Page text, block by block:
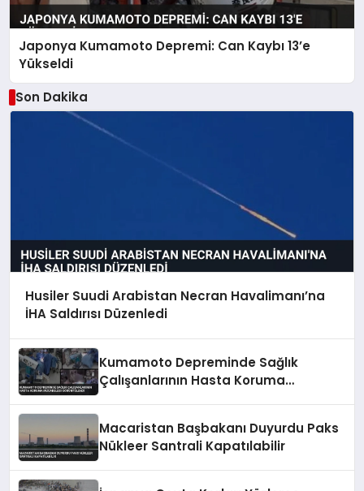
Japonya Kumamoto Depremi: Can Kaybı 13’e
Yükseldi
Son Dakika
Husiler Suudi Arabistan Necran Havalimanı’na
İHA Saldırısı Düzenledi
Kumamoto Depreminde Sağlık
Çalışanlarının Hasta Koruma
Macaristan Başbakanı Duyurdu Paks
Nükleer Santrali Kapatılabilir